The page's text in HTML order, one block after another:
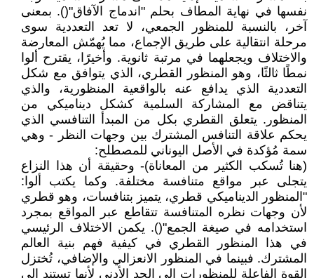
نفسها في نهاية المطاف بحلم "اندماج الآفاق"(). بمعنى
آخر، بالنسبة للمنظور الجمعي، لا تعد التعددية سوى
مرحلة انتقالية على طريق الإجماع، مما يُهمّش المعارضة
والاختلاف ويجعلهما في مرتبة ثانوية. وأخيرًا، يقترح ألوا
نمطًا ثالثًا، وهو المنظور القطري، الذي يتوافق مع شكل
التعددية الذي يدافع عنه بالواقعية المنظورية، والذي
يتناقض مع المشاركة السلمية كشكل ديناميكي من
المنظور. يتعلق القطري بكل من المبدأ التنافسي الذي
يحكم علاقة التنافس المشترك بين وجهات النظر - وهي
سمة مُؤكدة في الأصل اليوناني للمصطلح:
(هنا تُسكب الكثير من المعاناة)- وحقيقة أن هذا النزاع
يتجلى عبر مواقع متنافسة مختلفة. وكما يكتب ألوا:
"المنظور الديناميكي قطري، يتميز بتنافسات، وهو قطري
لأن وجهات نظره المتنافسة تتقاطع عبر المواقع بمجرد
استخدامه في صيغة الجمع"(). يكمن الاختلاف الرئيسي
في هذا المنظور القطري في كيفية فهم بنية العالم
المشترك. فبينما في المنظور الانعزالي والإضافي، تُختزل
القوة الفاعلة للمنظورات إلى الحد الأدنى لأنها تستند إلى